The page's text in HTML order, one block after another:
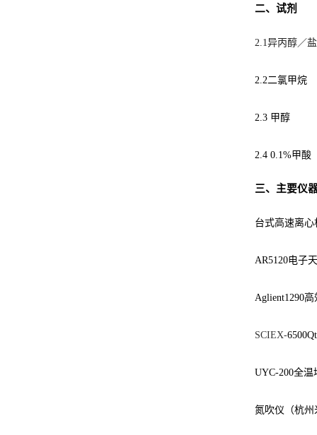
二、试剂
2.1异丙醇／
2.2二氯甲烷
2.3 甲醇
2.4 0.1%甲酸
三、主要仪
台式高速离心
AR5120电子
Aglient1290
SCIEX-
UYC-200全
氮吹仪（杭